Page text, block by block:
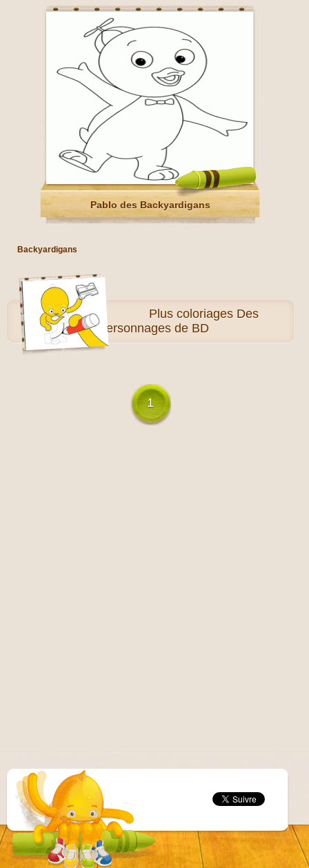
Pablo des Backyardigans
Backyardigans
Pluscoloriages Des
personnages de BD
1